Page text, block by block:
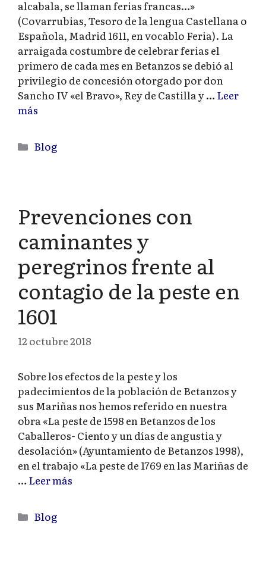
alcabala, se llaman ferias francas…»
(Covarrubias, Tesoro de la lengua Castellana o
Española, Madrid 1611, en vocablo Feria). La
arraigada costumbre de celebrar ferias el
primero de cada mes en Betanzos se debió al
privilegio de concesión otorgado por don
Sancho IV «el Bravo», Rey de Castilla y …Leer
más
Categorías
Blog
Prevenciones con
caminantes y
peregrinos frente al
contagio de la peste en
1601
12 octubre 2018
Sobre los efectos de la peste y los
padecimientos de la población de Betanzos y
sus Mariñas nos hemos referido en nuestra
obra «La peste de 1598 en Betanzos de los
Caballeros- Ciento y un días de angustia y
desolación» (Ayuntamiento de Betanzos 1998),
en el trabajo «La peste de 1769 en las Mariñas de
…Leer más
Categorías
Blog